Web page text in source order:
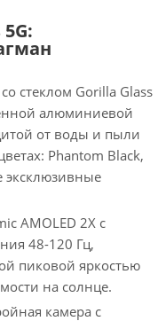
стеклом Gorilla Glass
алюминиевой
от воды и пыли
Phantom Black,
эксклюзивные
AMOLED 2X с
48-120 Гц,
пиковой яркостью
на солнце.
камера с